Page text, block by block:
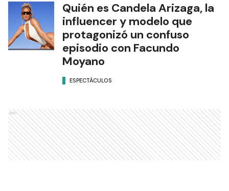
Quién es Candela Arizaga, la
influencer y modelo que
protagonizó un confuso
episodio con Facundo
Moyano
ESPECTÁCULOS
Ads